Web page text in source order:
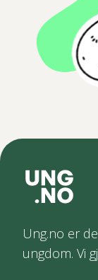
Ung.no er
ungdom. Vi